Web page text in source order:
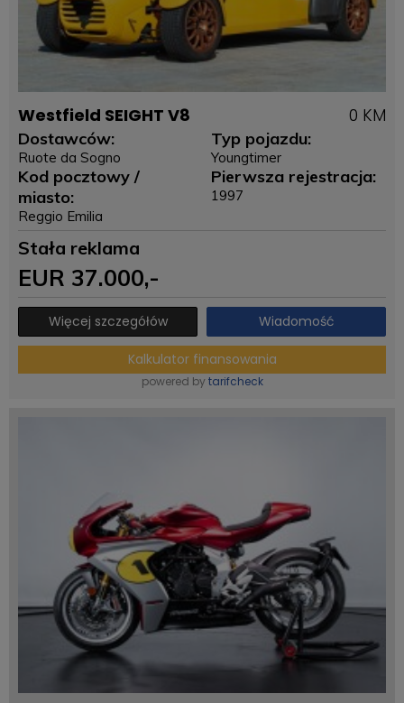
Westfield SEIGHT V8 0 KM
Dostawców:
Ruote da Sogno
Kod pocztowy /
miasto:
Reggio Emilia
Typ pojazdu:
Youngtimer
Pierwsza rejestracja:
1997
Stała reklama
EUR 37.000,-
Więcej szczegółów Wiadomość
Kalkulator finansowania
powered by tarifcheck